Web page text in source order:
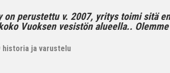
on perustettu v. 2007, yritys toimi sitä
Vuoksen vesistön alueella..
historia ja varustelu